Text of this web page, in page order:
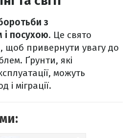
з
і посухою. Це свято
щоб привернути увагу до
Ґрунти, які
можуть
і міграції.